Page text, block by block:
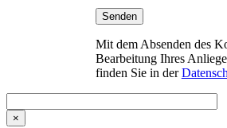
Mit dem Absenden des
Bearbeitung Ihres
finden Sie in der
×